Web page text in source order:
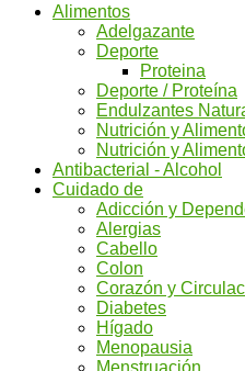
Alimentos
Adelgazante
Deporte
Proteina
Deporte / Proteína
Endulzantes
Nutrición y
Nutrición y
Antibacterial - Alcohol
Cuidado de
Adicción y
Alergias
Cabello
Colon
Corazón y
Diabetes
Hígado
Menopausia
Menstruación